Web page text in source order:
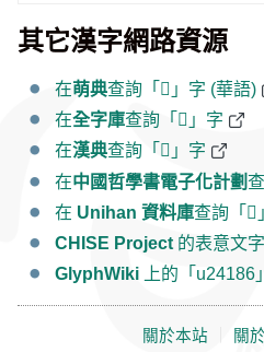
其它漢字網路資源
在萌典查詢「𤆆」字 (華語)
在全字庫查詢「𤆆」字
在漢典查詢「𤆆」字
在中國哲學書電子化計劃
在 Unihan 資料庫查詢「𤆆
CHISE Project 的表意文
GlyphWiki 上的「u24186」
關於本站 關